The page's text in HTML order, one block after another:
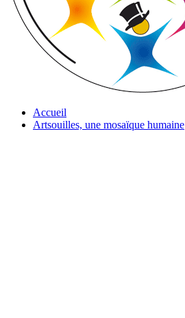
Accueil
Artsouilles, une mosaïque humaine